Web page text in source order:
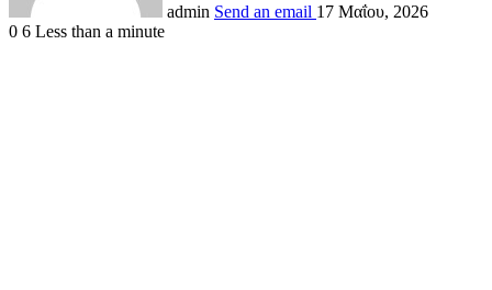
admin Send an email 17 Μαΐου, 2026
0 6 Less than a minute